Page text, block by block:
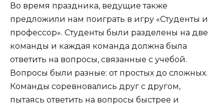
Во время праздника, ведущие также
предложили нам поиграть в игру «Студенты и
профессор». Студенты были разделены на две
команды и каждая команда должна была
ответить на вопросы, связанные с учебой.
Вопросы были разные: от простых до сложных.
Команды соревновались друг с другом,
пытаясь ответить на вопросы быстрее и